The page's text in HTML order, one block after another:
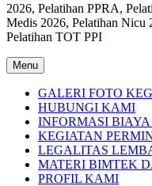
2026, Pelatihan PPRA,
Medis 2026, Pelatihan Nicu
Pelatihan TOT PPI
Menu
GALERI FOTO
HUBUNGI KAMI
INFORMASI
KEGIATAN
LEGALITAS
MATERI BIMTEK
PROFIL KAMI